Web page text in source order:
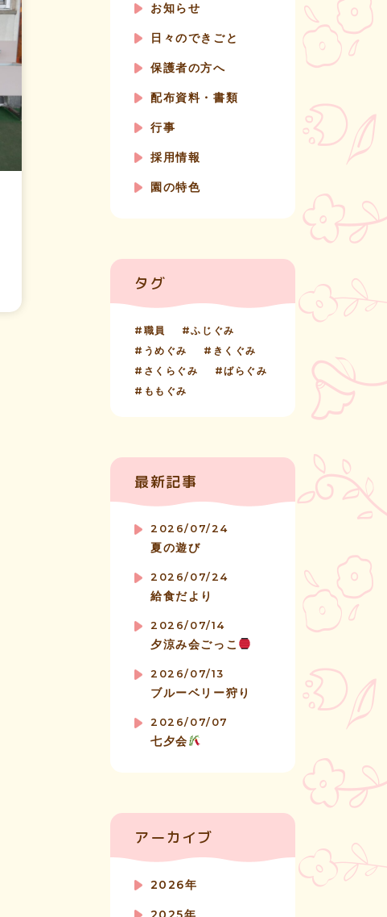
お知らせ
日々のできごと
保護者の方へ
配布資料・書類
行事
採用情報
園の特色
タグ
職員
ふじぐみ
うめぐみ
きくぐみ
さくらぐみ
ばらぐみ
ももぐみ
最新記事
2026/07/24
夏の遊び
2026/07/24
給食だより
2026/07/14
夕涼み会ごっこ
2026/07/13
ブルーベリー狩り
2026/07/07
七夕会
アーカイブ
2026年